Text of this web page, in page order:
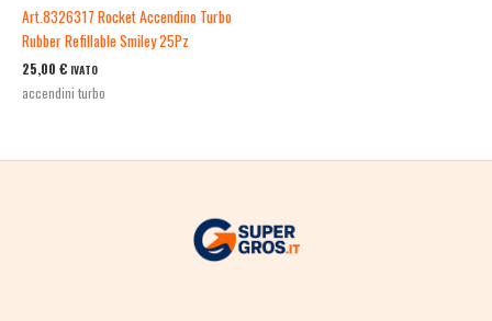
Art.8326317 Rocket Accendino Turbo
Rubber Refillable Smiley 25Pz
25,00 € IVATO
accendini turbo